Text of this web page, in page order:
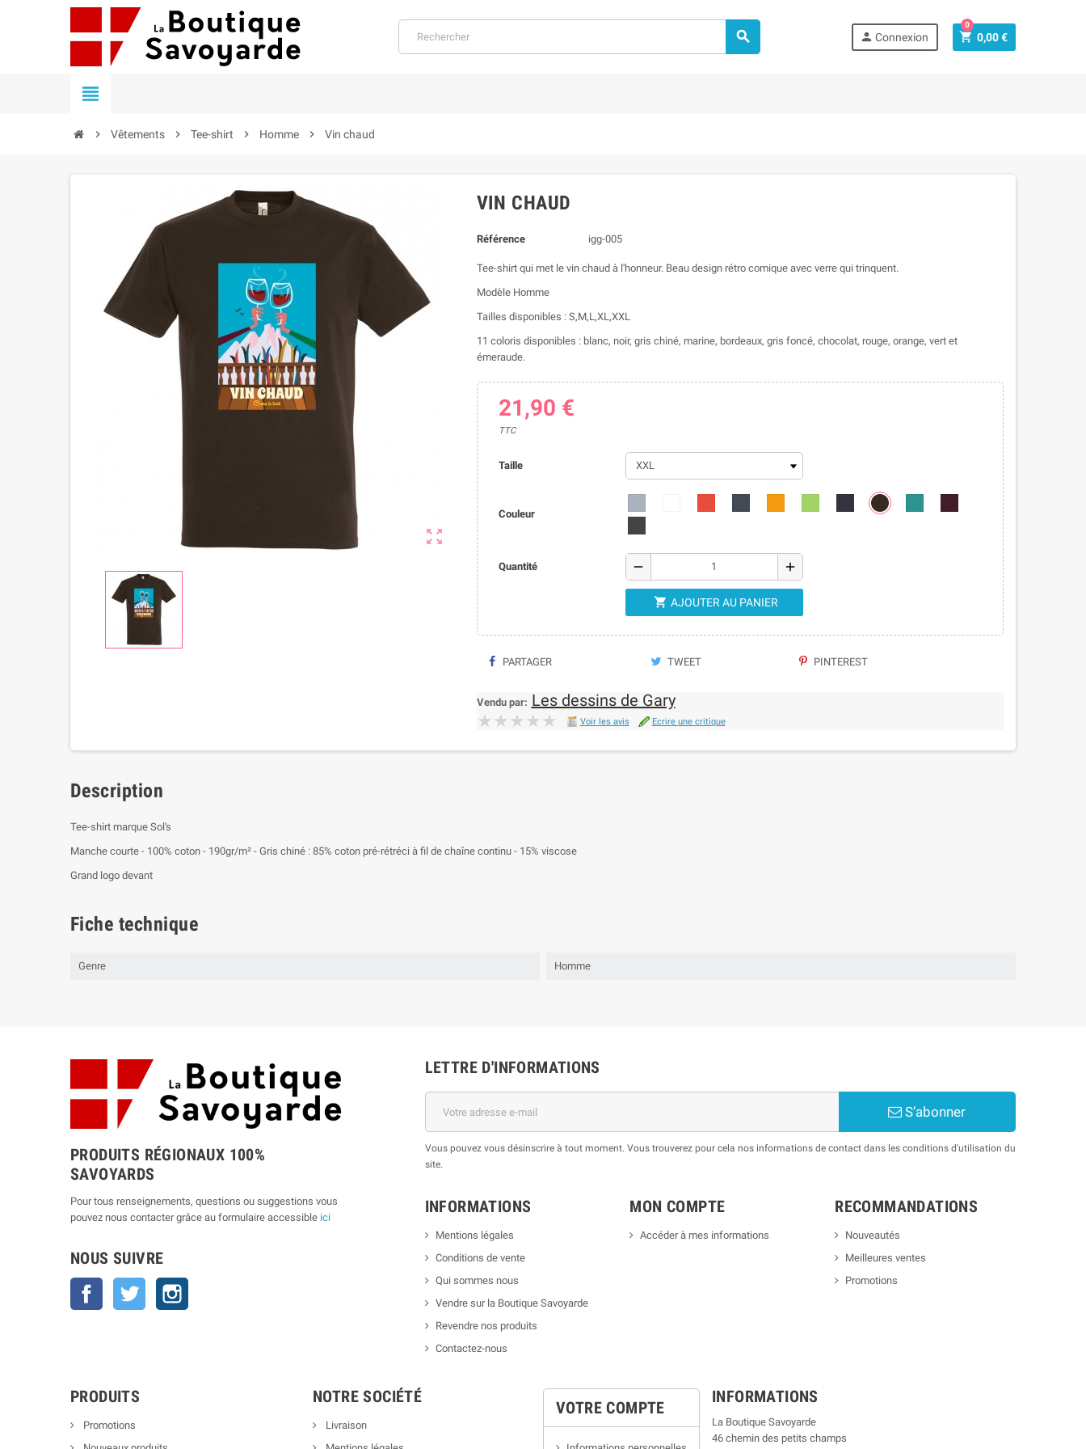
  Connexion  0,00 €
0

 Vêtements  Tee-shirt  Homme  Vin chaud

VIN CHAUD
Référence igg-005
Tee-shirt qui met le vin chaud à l'honneur. Beau design rétro comique avec verre qui trinquent.
Modèle Homme
Tailles disponibles : S,M,L,XL,XXL
11 coloris disponibles : blanc, noir, gris chiné, marine, bordeaux, gris foncé, chocolat, rouge, orange, vert et
émeraude.
21,90 €
TTC
Taille
Couleur
Quantité remove add
 AJOUTER AU PANIER
PARTAGER TWEET PINTEREST
Vendu par: Les dessins de Gary
★★★★★
★★★★★ Voir les avis Ecrire une critique
Description
Tee-shirt marque Sol's
Manche courte - 100% coton - 190gr/m² - Gris chiné : 85% coton pré-rétréci à fil de chaîne continu - 15% viscose
Grand logo devant
Fiche technique
Genre Homme
PRODUITS RÉGIONAUX 100%
SAVOYARDS
Pour tous renseignements, questions ou suggestions vous
pouvez nous contacter grâce au formulaire accessible ici
NOUS SUIVRE
Facebook Twitter
LETTRE D'INFORMATIONS
S’abonner
Vous pouvez vous désinscrire à tout moment. Vous trouverez pour cela nos informations de contact dans les conditions d'utilisation du
site.
INFORMATIONS
Mentions légales
Conditions de vente
Qui sommes nous
Vendre sur la Boutique Savoyarde
Revendre nos produits
Contactez-nous
MON COMPTE
Accéder à mes informations
RECOMMANDATIONS
Nouveautés
Meilleures ventes
Promotions
PRODUITS
Promotions
NOTRE SOCIÉTÉ
Livraison
VOTRE COMPTE
INFORMATIONS
La Boutique Savoyarde
46 chemin des petits champs